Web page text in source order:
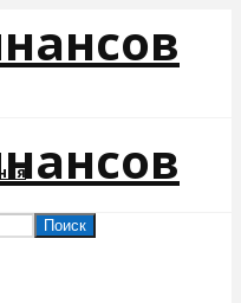
Поиск